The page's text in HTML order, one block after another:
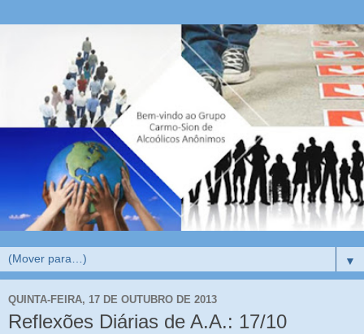
▼
QUINTA-FEIRA, 17 DE OUTUBRO DE 2013
Reflexões Diárias de A.A.: 17/10